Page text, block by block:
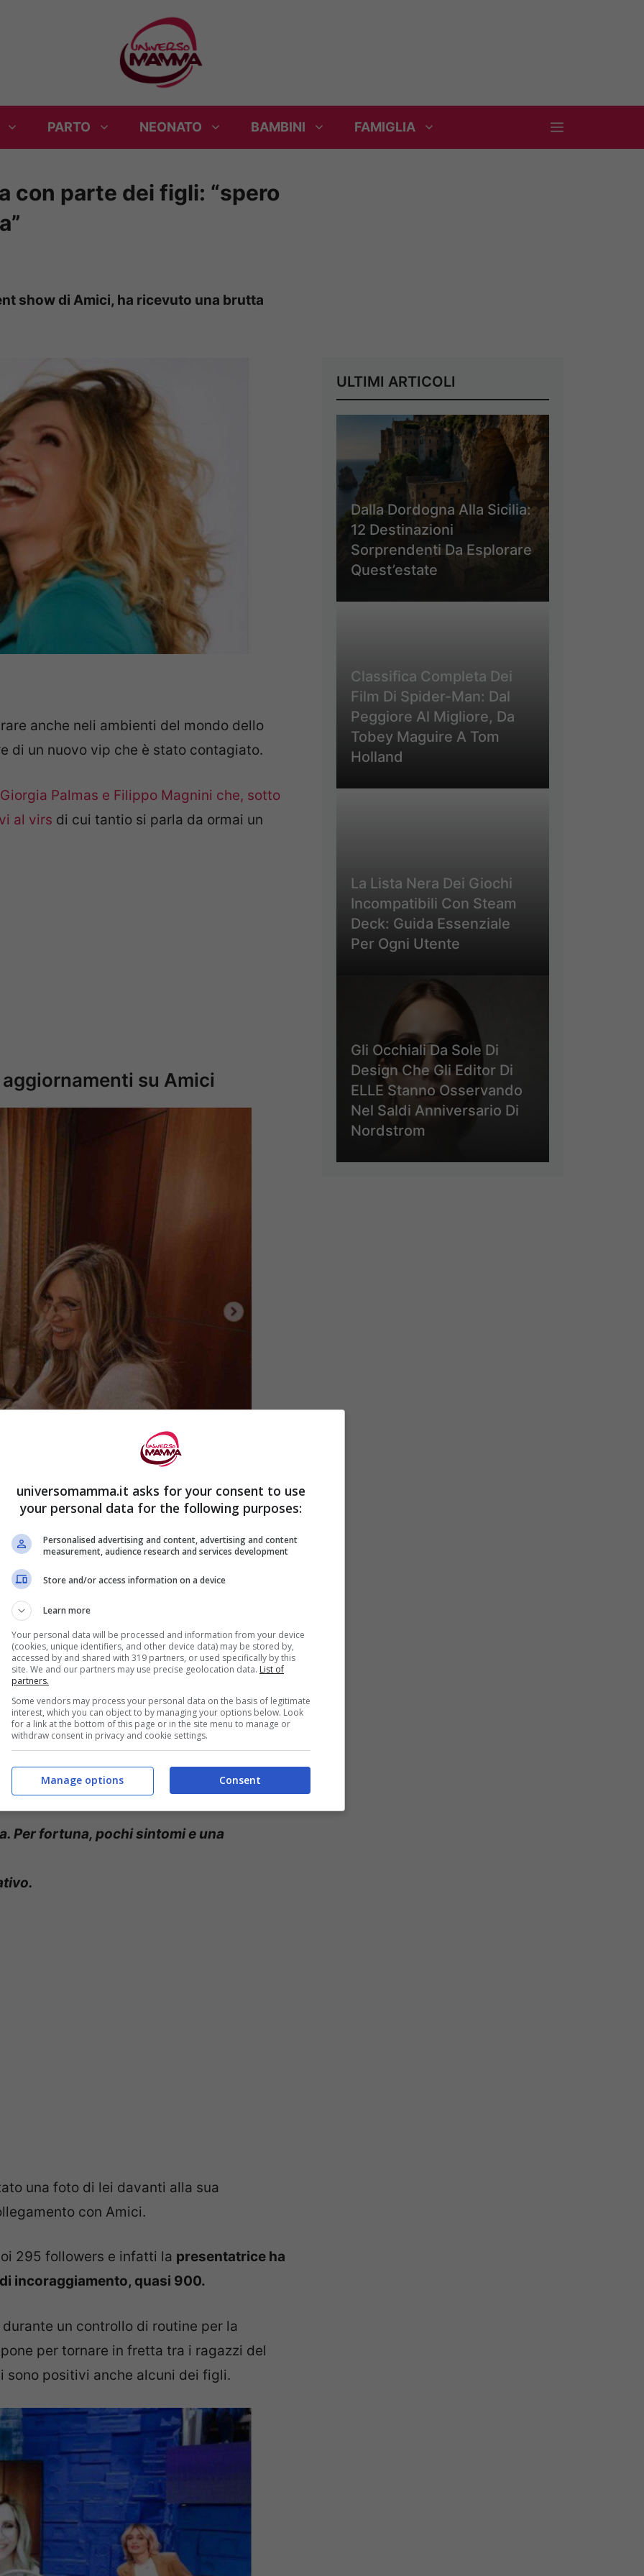
PARTO NEONATO BAMBINI FAMIGLIA
con parte dei figli: “spero
show di Amici, ha ricevuto una brutta
anche neli ambienti del mondo dello
di un nuovo vip che è stato contagiato.
Giorgia Palmas e Filippo Magnini che, sotto
al virs di cui tantio si parla da ormai un
su Amici
di recente
Amici, ha annunciato la propria positività al
precisamente suInstagram, veicolo di
parte dei vip.
showgirl e insegnante di ballo
per la prima puntata di Amici del 2021
Per fortuna, pochi sintomi e una
una foto di lei davanti alla sua
con Amici.
295 followers e infatti la presentatrice ha
incoraggiamento, quasi 900.
un controllo di routine per la
per tornare in fretta tra i ragazzi del
sono positivi anche alcuni dei figli.
ULTIMI ARTICOLI
Dalla Dordogna Alla Sicilia:
12 Destinazioni
Sorprendenti Da Esplorare
Quest’estate
Classifica Completa Dei
Film Di Spider-Man: Dal
Peggiore Al Migliore, Da
Tobey Maguire A Tom
Holland
La Lista Nera Dei Giochi
Incompatibili Con Steam
Deck: Guida Essenziale
Per Ogni Utente
Gli Occhiali Da Sole Di
Design Che Gli Editor Di
ELLE Stanno Osservando
Nel Saldi Anniversario Di
Nordstrom
universomamma.it asks for your consent to use
your personal data for the following purposes:
Personalised advertising and content, advertising and content
measurement, audience research and services development
Store and/or access information on a device
Learn more
Your personal data will be processed and information from your device
(cookies, unique identifiers, and other device data) may be stored by,
accessed by and shared with 319 partners, or used specifically by this
site. We and our partners may use precise geolocation data. List of
partners.
Some vendors may process your personal data on the basis of legitimate
interest, which you can object to by managing your options below. Look
for a link at the bottom of this page or in the site menu to manage or
withdraw consent in privacy and cookie settings.
Consent
Manage options